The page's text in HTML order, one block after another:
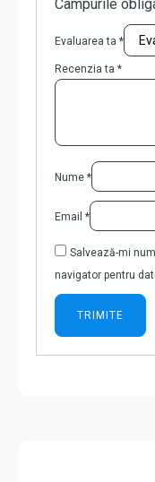
Câmpurile
Evaluarea ta *
Recenzia ta *
Nume *
Email *
Salvează-mi
navigator pentru